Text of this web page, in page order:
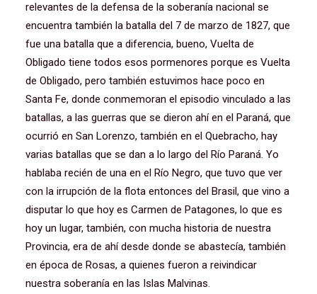
relevantes de la defensa de la soberanía nacional se
encuentra también la batalla del 7 de marzo de 1827, que
fue una batalla que a diferencia, bueno, Vuelta de
Obligado tiene todos esos pormenores porque es Vuelta
de Obligado, pero también estuvimos hace poco en
Santa Fe, donde conmemoran el episodio vinculado a las
batallas, a las guerras que se dieron ahí en el Paraná, que
ocurrió en San Lorenzo, también en el Quebracho, hay
varias batallas que se dan a lo largo del Río Paraná. Yo
hablaba recién de una en el Río Negro, que tuvo que ver
con la irrupción de la flota entonces del Brasil, que vino a
disputar lo que hoy es Carmen de Patagones, lo que es
hoy un lugar, también, con mucha historia de nuestra
Provincia, era de ahí desde donde se abastecía, también
en época de Rosas, a quienes fueron a reivindicar
nuestra soberanía en las Islas Malvinas.